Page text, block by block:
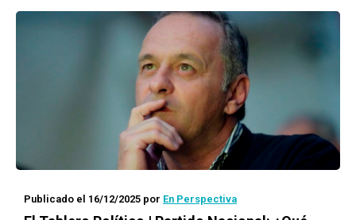
Publicado el 16/12/2025 por En Perspectiva